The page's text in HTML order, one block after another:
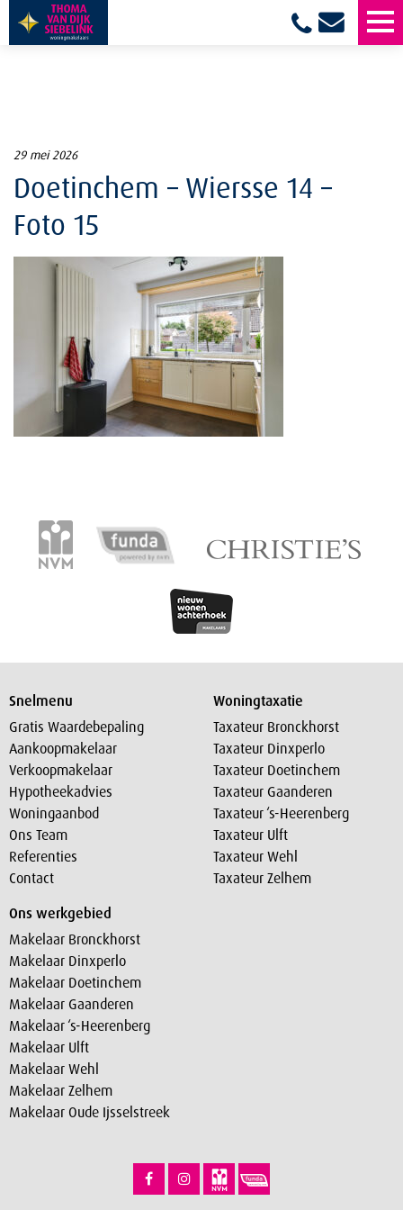
29 mei 2026
Doetinchem – Wiersse 14 –
Foto 15
Snelmenu
Gratis Waardebepaling
Aankoopmakelaar
Verkoopmakelaar
Hypotheekadvies
Woningaanbod
Ons Team
Referenties
Contact
Woningtaxatie
Taxateur Bronckhorst
Taxateur Dinxperlo
Taxateur Doetinchem
Taxateur Gaanderen
Taxateur ‘s-Heerenberg
Taxateur Ulft
Taxateur Wehl
Taxateur Zelhem
Ons werkgebied
Makelaar Bronckhorst
Makelaar Dinxperlo
Makelaar Doetinchem
Makelaar Gaanderen
Makelaar ‘s-Heerenberg
Makelaar Ulft
Makelaar Wehl
Makelaar Zelhem
Makelaar Oude Ijsselstreek